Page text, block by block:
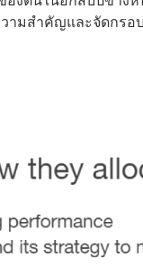
มสำคัญและจัดกรอ